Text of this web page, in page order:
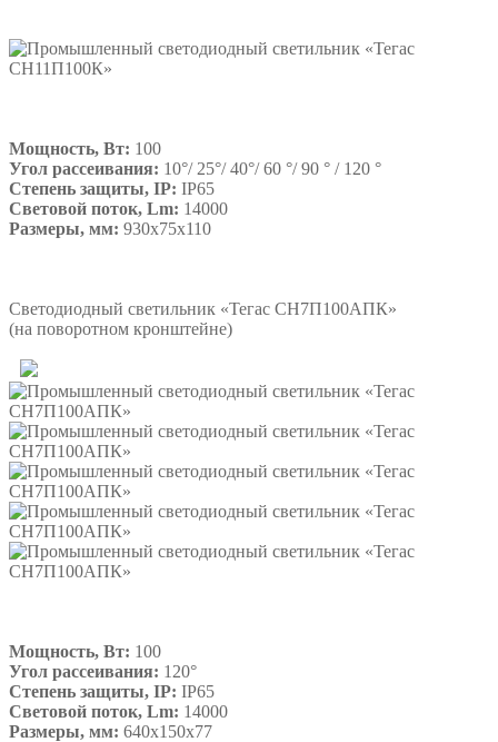
Мощность, Вт: 100
Угол рассеивания: 10°/ 25°/ 40°/ 60 °/ 90 ° / 120 °
Степень защиты, IP: IP65
Световой поток, Lm: 14000
Размеры, мм: 930х75х110
Светодиодный светильник «Тегас СН7П100АПК»
(на поворотном кронштейне)
Мощность, Вт: 100
Угол рассеивания: 120°
Степень защиты, IP: IP65
Световой поток, Lm: 14000
Размеры, мм: 640х150х77